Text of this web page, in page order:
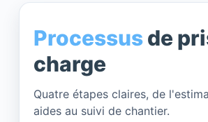
Processusde
charge
Quatre étapes claires, de
aides au suivi de chantier.